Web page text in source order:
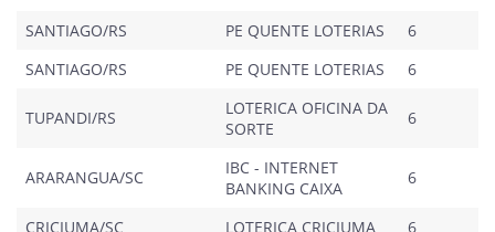
SANTIAGO/RS
PE QUENTE LOTERIAS
6
SANTIAGO/RS
PE QUENTE LOTERIAS 6
TUPANDI/RS
LOTERICA OFICINA DA
SORTE
6
ARARANGUA/SC
IBC - INTERNET
BANKING CAIXA
6
CRICIUMA/SC LOTERICA CRICIUMA
6